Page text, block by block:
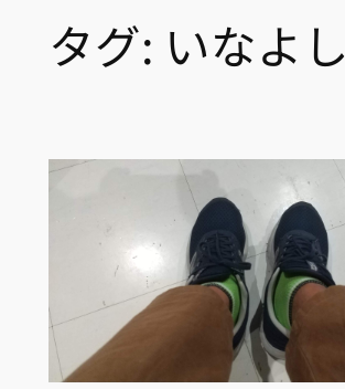
タグ: いなよし